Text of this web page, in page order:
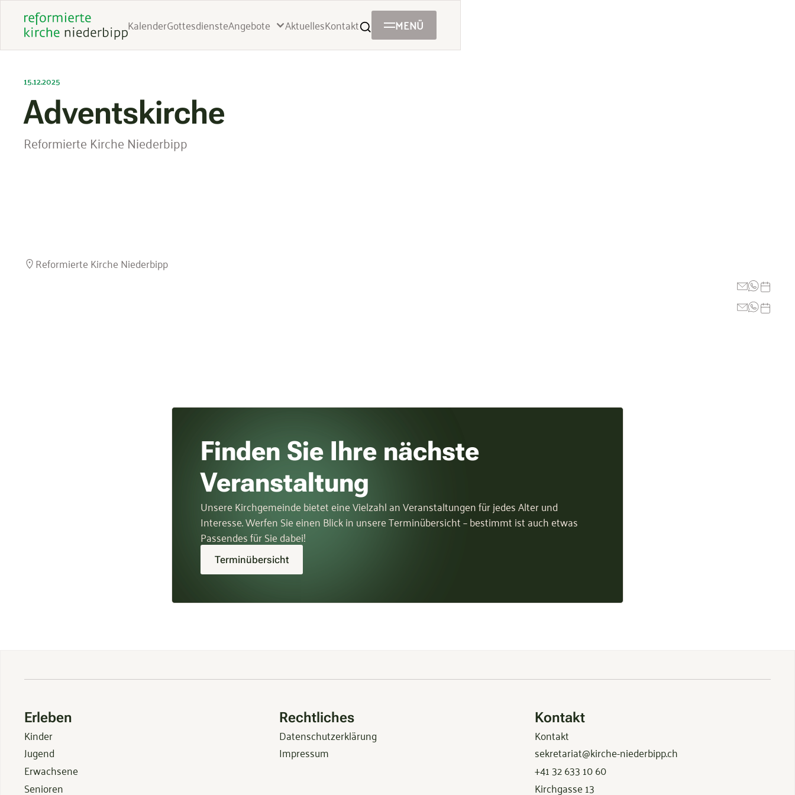
KalenderGottesdiensteAngebote AktuellesKontakt MENÜ
15.12.2025
Adventskirche
Reformierte Kirche Niederbipp
Reformierte Kirche Niederbipp
Finden Sie Ihre nächste
Veranstaltung
Unsere Kirchgemeinde bietet eine Vielzahl an Veranstaltungen für jedes Alter und
Interesse. Werfen Sie einen Blick in unsere Terminübersicht – bestimmt ist auch etwas
Passendes für Sie dabei!
Terminübersicht
Erleben
Kinder
Jugend
Erwachsene
Senioren
Rechtliches
Datenschutzerklärung
Impressum
Kontakt
Kontakt
sekretariat@kirche-niederbipp.ch
+41 32 633 10 60
Kirchgasse 13